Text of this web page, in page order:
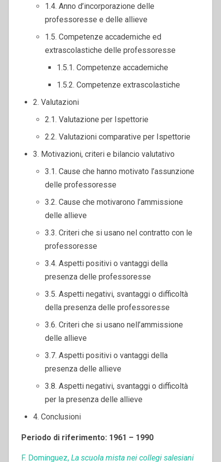
1.4. Anno d’incorporazione delle
professoresse e delle allieve
1.5. Competenze accademiche ed
extrascolastiche delle professoresse
1.5.1. Competenze accademiche
1.5.2. Competenze extrascolastiche
2. Valutazioni
2.1. Valutazione per Ispettorie
2.2. Valutazioni comparative per Ispettorie
3. Motivazioni, criteri e bilancio valutativo
3.1. Cause che hanno motivato l’assunzione
delle professoresse
3.2. Cause che motivarono l’ammissione
delle allieve
3.3. Criteri che si usano nel contratto con le
professoresse
3.4. Aspetti positivi o vantaggi della
presenza delle professoresse
3.5. Aspetti negativi, svantaggi o difficoltà
della presenza delle professoresse
3.6. Criteri che si usano nell’ammissione
delle allieve
3.7. Aspetti positivi o vantaggi della
presenza delle allieve
3.8. Aspetti negativi, svantaggi o difficoltà
per la presenza delle allieve
4. Conclusioni
Periodo di riferimento: 1961 – 1990
F. Dominguez, La scuola mista nei collegi salesiani